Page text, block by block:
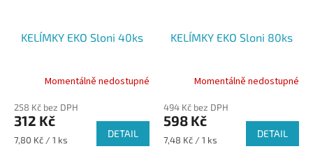
KELÍMKY EKO Sloni 40ks
Momentálně nedostupné
258 Kč bez DPH
312 Kč
Měrná
7,80 Kč / 1 ks
DETAIL
KELÍMKY EKO Sloni 80ks
Momentálně nedostupné
494 Kč bez DPH
598 Kč
Měrná
7,48 Kč / 1 ks
DETAIL